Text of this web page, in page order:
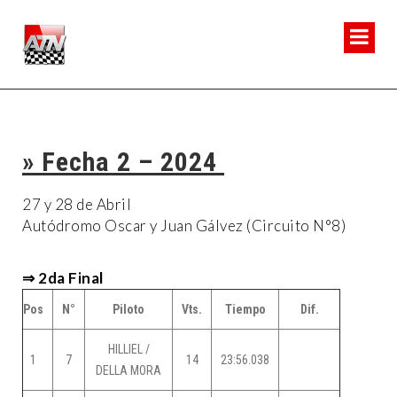
» Fecha 2 – 2024
27 y 28 de Abril
Autódromo Oscar y Juan Gálvez (Circuito N°8)
⇒ 2da Final
Pos N° Piloto Vts. Tiempo Dif.
1 7
HILLIEL /
DELLA MORA
14 23:56.038